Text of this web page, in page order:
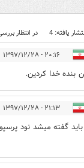
یافته: 4 در انتظار
۲۰:۱۶ - ۱۳۹۷/۱۲/۲۸
بنده خدا کردین.
۲۱:۱۳ - ۱۳۹۷/۱۲/۲۸
گفته میشد نود